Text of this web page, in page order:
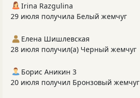
Irina Razgulina
29 июля получила Белый жемчуг
Елена Шишлевская
28 июля получил(а) Черный жемчуг
Борис Аникин 3
20 июля получил Бронзовый жемчуг